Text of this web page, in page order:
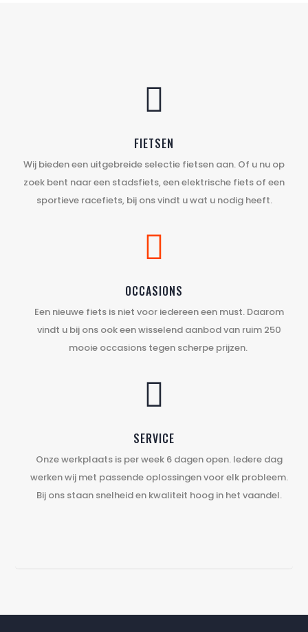

FIETSEN
Wij bieden een uitgebreide selectie fietsen aan. Of u nu op
zoek bent naar een stadsfiets, een elektrische fiets of een
sportieve racefiets, bij ons vindt u wat u nodig heeft.

OCCASIONS
Een nieuwe fiets is niet voor iedereen een must. Daarom
vindt u bij ons ook een wisselend aanbod van ruim 250
mooie occasions tegen scherpe prijzen.

SERVICE
Onze werkplaats is per week 6 dagen open. Iedere dag
werken wij met passende oplossingen voor elk probleem.
Bij ons staan snelheid en kwaliteit hoog in het vaandel.